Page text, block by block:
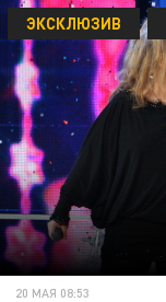
ЭКСКЛЮЗИВ
20 МАЯ 08:53